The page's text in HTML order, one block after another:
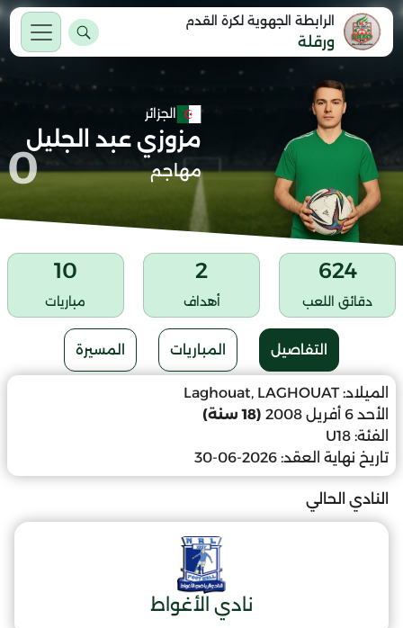
الرابطة الجهوية لكرة القدم
ورقلة
الجزائر
مزوزي عبد الجليل
مهاجم 0
624
دقائق اللعب
2
أهداف
10
مباريات
التفاصيل المباريات المسيرة
الميلاد: Laghouat, LAGHOUAT
الأحد 6 أفريل 2008
(18 سنة)
الفئة: U18
تاريخ نهاية العقد: 2026-06-30
النادي الحالي
نادي الأغواط